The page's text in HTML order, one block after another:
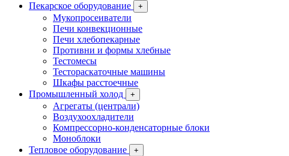
Пекарское оборудование
+
Мукопросеиватели
Печи конвекционные
Печи хлебопекарные
Противни и формы хлебные
Тестомесы
Тестораскаточные машины
Шкафы расстоечные
Промышленный холод
+
Агрегаты (централи)
Воздухоохладители
Компрессорно-конденсаторные блоки
Моноблоки
Тепловое оборудование
+